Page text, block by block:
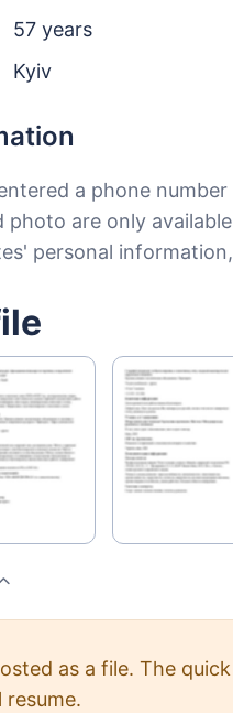
57 years
Kyiv
a phone number
photo are only
personal information,
as a file. The